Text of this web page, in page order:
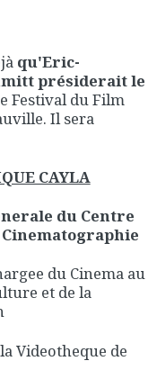
qu'Eric-
présiderait le
Festival du Film
Il sera
CAYLA
du Centre
du Cinema au
et de la
Videotheque de